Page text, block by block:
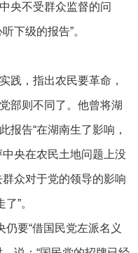
央不受群众监督的问
下级的报告”。
践，指出农民要革命，
部则不同了。他曾将湖
报告“在湖南生了影响，
央在农民土地问题上没
众对于党的领导的影响
”。
仍要“借国民党左派名义